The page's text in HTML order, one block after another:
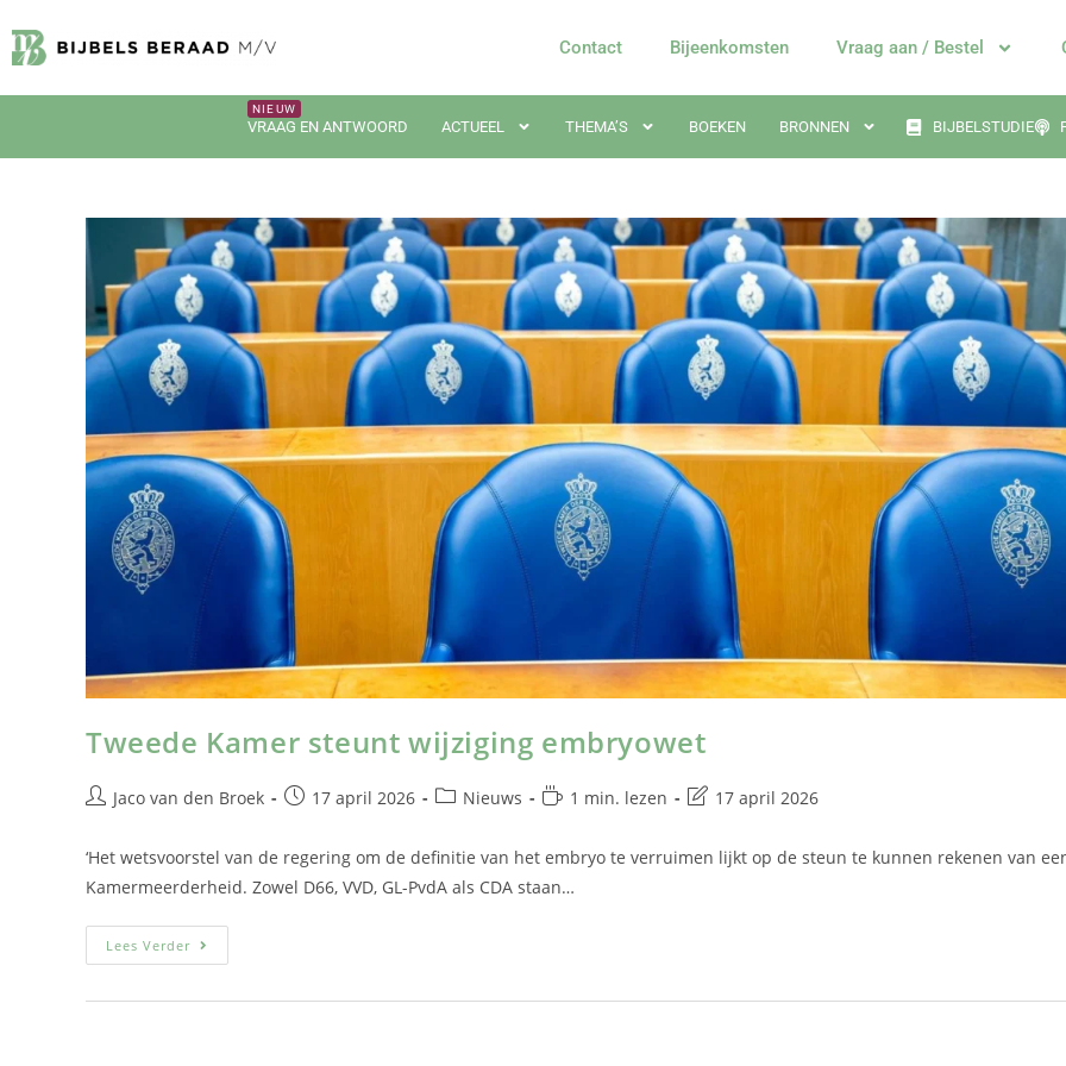
Contact Bijeenkomsten Vraag aan / Bestel
VRAAG EN ANTWOORD ACTUEEL THEMA’S BOEKEN BRONNEN BIJBELSTUDIE
Tweede Kamer steunt wijziging embryowet
Jaco van den Broek 17 april 2026 Nieuws 1 min. lezen 17 april 2026
‘Het wetsvoorstel van de regering om de definitie van het embryo te verruimen lijkt op de steun te kunnen rekenen van
Kamermeerderheid. Zowel D66, VVD, GL-PvdA als CDA staan…
Lees Verder